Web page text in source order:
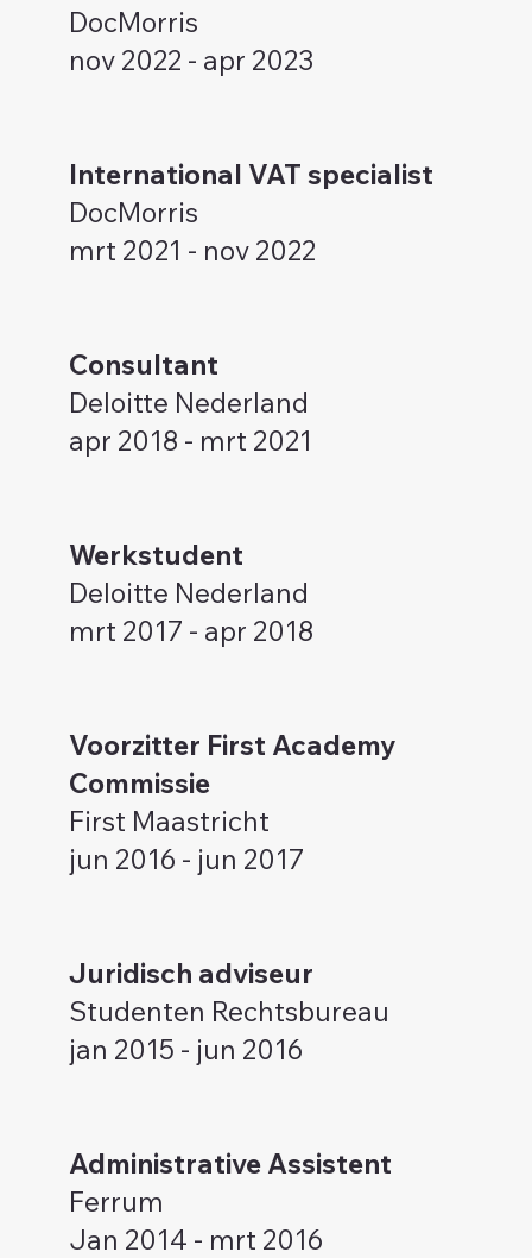
DocMorris
nov 2022 - apr 2023
International VAT specialist
DocMorris
mrt 2021 - nov 2022
Consultant
Deloitte Nederland
apr 2018 - mrt 2021
Werkstudent
Deloitte Nederland
mrt 2017 - apr 2018
Voorzitter First Academy
Commissie
First Maastricht
jun 2016 - jun 2017
Juridisch adviseur
Studenten Rechtsbureau
jan 2015 - jun 2016
Administrative Assistent
Ferrum
Jan 2014 - mrt 2016